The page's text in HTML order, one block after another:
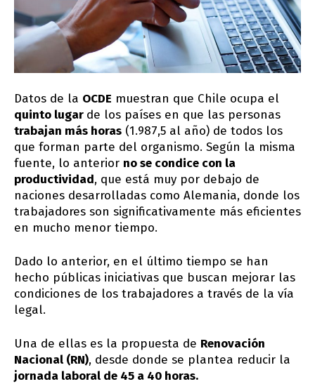
Datos de la OCDE muestran que Chile ocupa el
quinto lugar de los países en que las personas
trabajan más horas (1.987,5 al año) de todos los
que forman parte del organismo. Según la misma
fuente, lo anterior no se condice con la
productividad, que está muy por debajo de
naciones desarrolladas como Alemania, donde los
trabajadores son significativamente más eficientes
en mucho menor tiempo.
Dado lo anterior, en el último tiempo se han
hecho públicas iniciativas que buscan mejorar las
condiciones de los trabajadores a través de la vía
legal.
Una de ellas es la propuesta de Renovación
Nacional (RN), desde donde se plantea reducir la
jornada laboral de 45 a 40 horas.